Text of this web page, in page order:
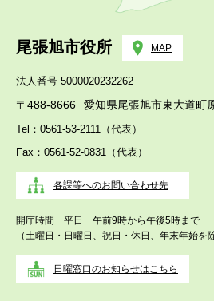
尾張旭市役所 MAP
法人番号 5000020232262
〒488-8666 愛知県尾張旭市東大道町
Tel：0561-53-2111（代表）
Fax：0561-52-0831（代表）
各課等へのお問い合わせ先
開庁時間 平日 午前9時から午後5時まで
（土曜日・日曜日、祝日・休日、年末年始を
日曜窓口のお知らせはこちら